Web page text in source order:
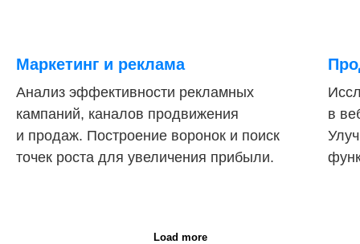
Маркетинг и реклама
Анализ эффективности рекламных
кампаний, каналов продвижения
и продаж. Построение воронок и поиск
точек роста для увеличения прибыли.
в
Load more